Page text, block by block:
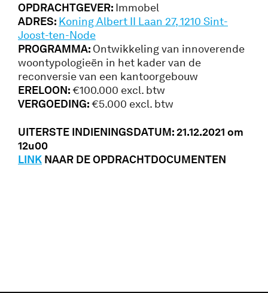
OPDRACHTGEVER: Immobel
ADRES: Koning Albert II Laan 27, 1210 Sint-
Joost-ten-Node
PROGRAMMA: Ontwikkeling van innoverende
woontypologieën in het kader van de
reconversie van een kantoorgebouw
ERELOON:€100.000 excl. btw
VERGOEDING:€5.000 excl. btw
UITERSTE INDIENINGSDATUM: 21.12.2021 om
12u00
LINK NAAR DE OPDRACHTDOCUMENTEN